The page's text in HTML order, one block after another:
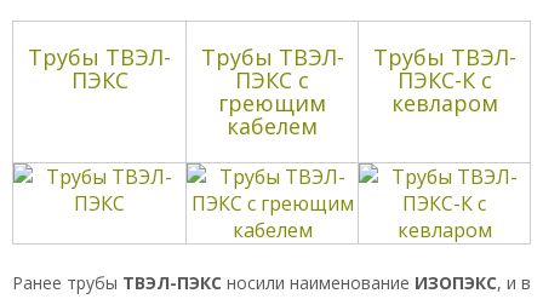
Трубы ТВЭЛ-
ПЭКС
Трубы ТВЭЛ-
ПЭКС с
греющим
кабелем
Трубы ТВЭЛ-
ПЭКС-К с
кевларом
Ранее трубы ТВЭЛ-ПЭКС носили наименование ИЗОПЭКС, и в